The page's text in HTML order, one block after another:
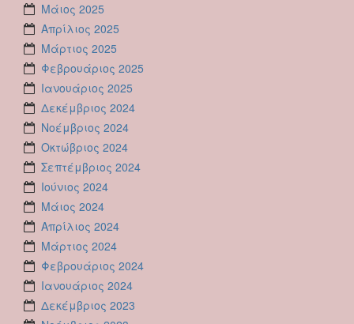
Μάιος 2025
Απρίλιος 2025
Μάρτιος 2025
Φεβρουάριος 2025
Ιανουάριος 2025
Δεκέμβριος 2024
Νοέμβριος 2024
Οκτώβριος 2024
Σεπτέμβριος 2024
Ιούνιος 2024
Μάιος 2024
Απρίλιος 2024
Μάρτιος 2024
Φεβρουάριος 2024
Ιανουάριος 2024
Δεκέμβριος 2023